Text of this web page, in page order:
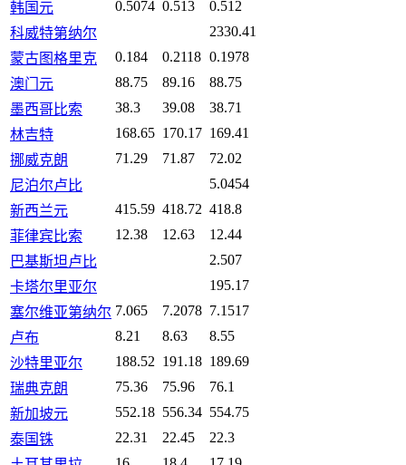
韩国元 0.5074 0.513
0.512
科威特第纳尔
2330.41
蒙古图格里克
0.184 0.2118 0.1978
澳门元
88.75 89.16
88.75
墨西哥比索
38.3 39.08
38.71
林吉特
168.65 170.17 169.41
挪威克朗
71.29 71.87
72.02
尼泊尔卢比
5.0454
新西兰元
415.59 418.72 418.8
菲律宾比索
12.38 12.63
12.44
巴基斯坦卢比
2.507
卡塔尔里亚尔
195.17
塞尔维亚第纳尔 7.065 7.2078 7.1517
卢布
8.21 8.63
8.55
沙特里亚尔
188.52 191.18 189.69
瑞典克朗
75.36 75.96
76.1
新加坡元
552.18 556.34 554.75
泰国铢
22.31 22.45
22.3